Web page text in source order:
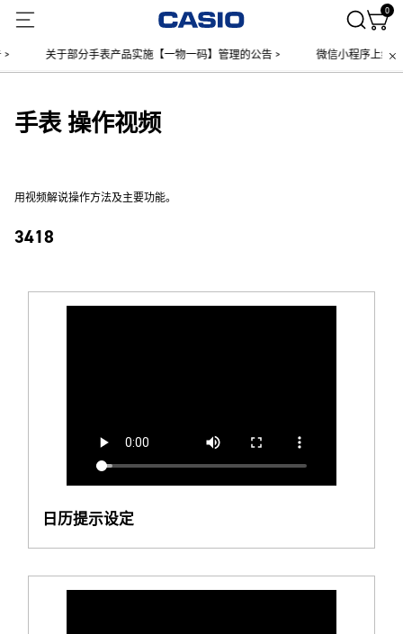
0
关于部分手表产品实施【一物一码】管理的公告 > 微信小程序上线售
手表 操作视频
用视频解说操作方法及主要功能。
3418
日历提示设定